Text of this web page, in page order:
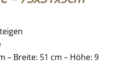
– Breite: 51 cm – Höhe: 9